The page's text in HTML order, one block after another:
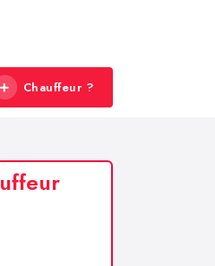
Chauffeur ?